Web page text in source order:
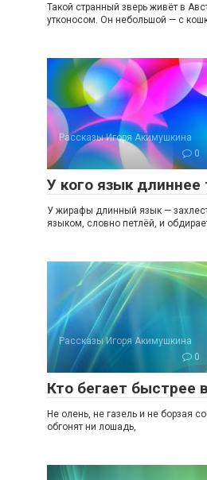
Такой странный зверь живёт в
утконосом. Он небольшой — с
Рассказы Игоря Акимушкина
0
У кого язык длиннее
У жирафы длинный язык —
языком, словно петлёй, и
Рассказы Игоря Акимушкина
0
Кто бегает быстрее
Не олень, не газель и не борзая
обгонят ни лошадь,